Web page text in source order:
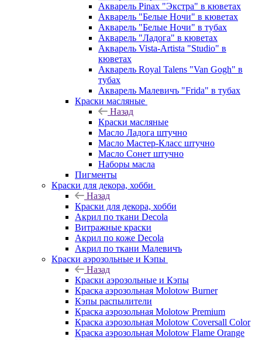
Акварель Pinax "Экстра" в кюветах
Акварель "Белые Ночи" в кюветах
Акварель "Белые Ночи" в тубах
Акварель "Ладога" в кюветах
Акварель Vista-Artista "Studio" в
кюветах
Акварель Royal Talens "Van Gogh" в
тубах
Акварель Малевичъ "Frida" в тубах
Краски масляные
Назад
Краски масляные
Масло Ладога штучно
Масло Мастер-Класс штучно
Масло Сонет штучно
Наборы масла
Пигменты
Краски для декора, хобби
Назад
Краски для декора, хобби
Акрил по ткани Decola
Витражные краски
Акрил по коже Decola
Акрил по ткани Малевичъ
Краски аэрозольные и Кэпы
Назад
Краски аэрозольные и Кэпы
Краска аэрозольная Molotow Burner
Кэпы распылители
Краска аэрозольная Molotow Premium
Краска аэрозольная Molotow Coversall Color
Краска аэрозольная Molotow Flame Orange